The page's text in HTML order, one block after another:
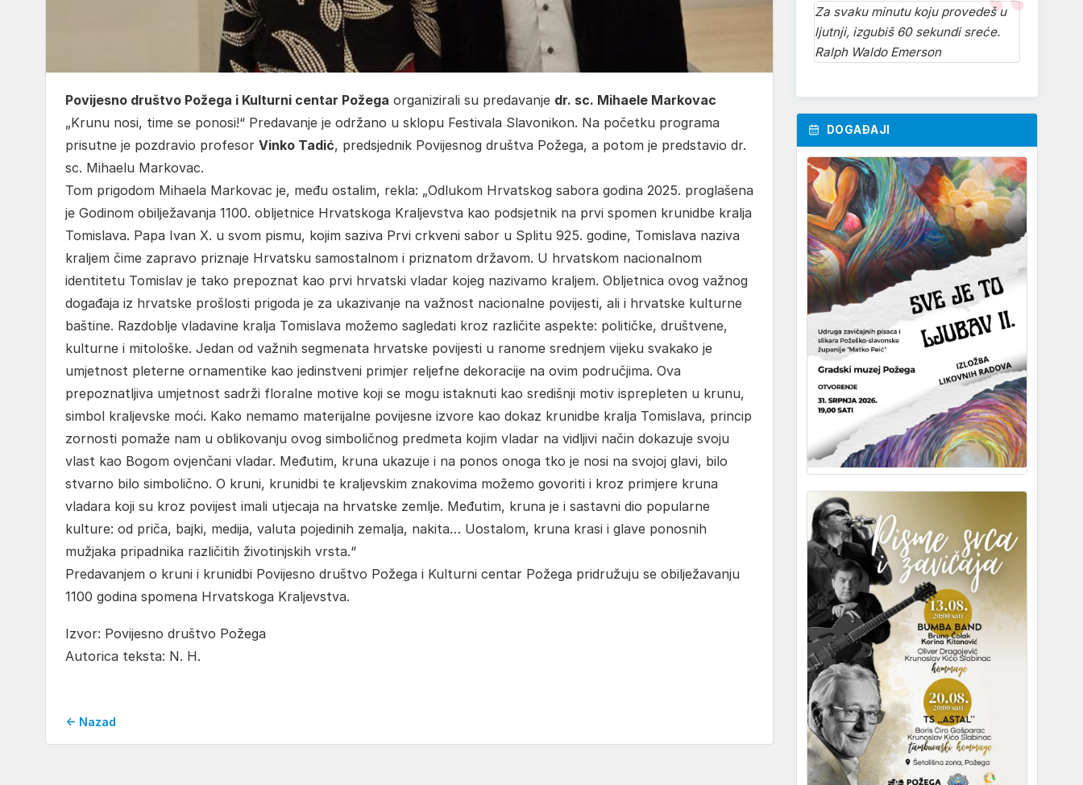
Povijesno društvo Požega i Kulturni centar Požega organizirali su predavanje dr. sc. Mihaele Markovac
„Krunu nosi, time se ponosi!“ Predavanje je održano u sklopu Festivala Slavonikon. Na početku programa
prisutne je pozdravio profesor Vinko Tadić, predsjednik Povijesnog društva Požega, a potom je predstavio dr.
sc. Mihaelu Markovac.
Tom prigodom Mihaela Markovac je, među ostalim, rekla: „Odlukom Hrvatskog sabora godina 2025. proglašena
je Godinom obilježavanja 1100. obljetnice Hrvatskoga Kraljevstva kao podsjetnik na prvi spomen krunidbe kralja
Tomislava. Papa Ivan X. u svom pismu, kojim saziva Prvi crkveni sabor u Splitu 925. godine, Tomislava naziva
kraljem čime zapravo priznaje Hrvatsku samostalnom i priznatom državom. U hrvatskom nacionalnom
identitetu Tomislav je tako prepoznat kao prvi hrvatski vladar kojeg nazivamo kraljem. Obljetnica ovog važnog
događaja iz hrvatske prošlosti prigoda je za ukazivanje na važnost nacionalne povijesti, ali i hrvatske kulturne
baštine. Razdoblje vladavine kralja Tomislava možemo sagledati kroz različite aspekte: političke, društvene,
kulturne i mitološke. Jedan od važnih segmenata hrvatske povijesti u ranome srednjem vijeku svakako je
umjetnost pleterne ornamentike kao jedinstveni primjer reljefne dekoracije na ovim područjima. Ova
prepoznatljiva umjetnost sadrži floralne motive koji se mogu istaknuti kao središnji motiv isprepleten u krunu,
simbol kraljevske moći. Kako nemamo materijalne povijesne izvore kao dokaz krunidbe kralja Tomislava, princip
zornosti pomaže nam u oblikovanju ovog simboličnog predmeta kojim vladar na vidljivi način dokazuje svoju
vlast kao Bogom ovjenčani vladar. Međutim, kruna ukazuje i na ponos onoga tko je nosi na svojoj glavi, bilo
stvarno bilo simbolično. O kruni, krunidbi te kraljevskim znakovima možemo govoriti i kroz primjere kruna
vladara koji su kroz povijest imali utjecaja na hrvatske zemlje. Međutim, kruna je i sastavni dio popularne
kulture: od priča, bajki, medija, valuta pojedinih zemalja, nakita… Uostalom, kruna krasi i glave ponosnih
mužjaka pripadnika različitih životinjskih vrsta.“
Predavanjem o kruni i krunidbi Povijesno društvo Požega i Kulturni centar Požega pridružuju se obilježavanju
1100 godina spomena Hrvatskoga Kraljevstva.
Izvor: Povijesno društvo Požega
Autorica teksta: N. H.
← Nazad
Za svaku minutu koju provedeš u
ljutnji, izgubiš 60 sekundi sreće.
Ralph Waldo Emerson
DOGAĐAJI